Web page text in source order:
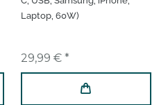
Laptop, 60W)
29,99 € *